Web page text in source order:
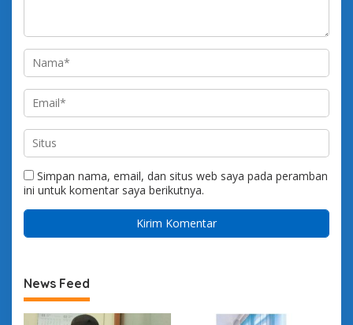
Simpan nama, email, dan situs web saya pada peramban
ini untuk komentar saya berikutnya.
News Feed